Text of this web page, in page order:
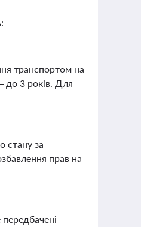
транспортом на
до 3 років. Для
стану за
прав на